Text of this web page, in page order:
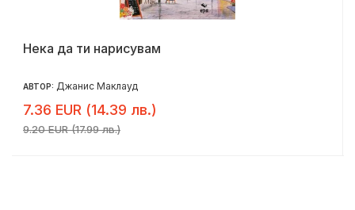
Нека да ти нарисувам
АВТОР: Джанис Маклауд
7.36 EUR (14.39 лв.)
9.20 EUR (17.99 лв.)